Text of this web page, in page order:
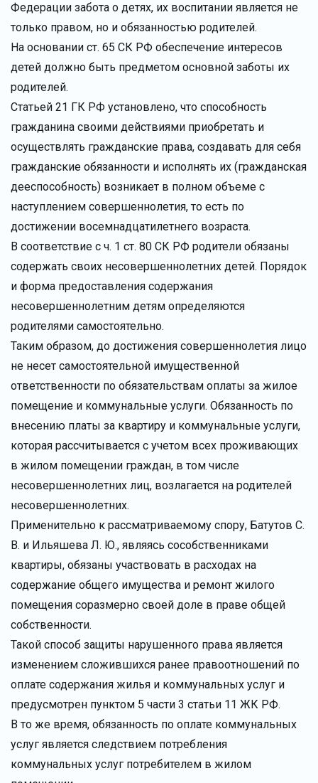
Федерации забота о детях, их воспитании является не
только правом, но и обязанностью родителей.
На основании ст. 65 СК РФ обеспечение интересов
детей должно быть предметом основной заботы их
родителей.
Статьей 21 ГК РФ установлено, что способность
гражданина своими действиями приобретать и
осуществлять гражданские права, создавать для себя
гражданские обязанности и исполнять их (гражданская
дееспособность) возникает в полном объеме с
наступлением совершеннолетия, то есть по
достижении восемнадцатилетнего возраста.
В соответствие с ч. 1 ст. 80 СК РФ родители обязаны
содержать своих несовершеннолетних детей. Порядок
и форма предоставления содержания
несовершеннолетним детям определяются
родителями самостоятельно.
Таким образом, до достижения совершеннолетия лицо
не несет самостоятельной имущественной
ответственности по обязательствам оплаты за жилое
помещение и коммунальные услуги. Обязанность по
внесению платы за квартиру и коммунальные услуги,
которая рассчитывается с учетом всех проживающих
в жилом помещении граждан, в том числе
несовершеннолетних лиц, возлагается на родителей
несовершеннолетних.
Применительно к рассматриваемому спору, Батутов С.
В. и Ильяшева Л. Ю., являясь сособственниками
квартиры, обязаны участвовать в расходах на
содержание общего имущества и ремонт жилого
помещения соразмерно своей доле в праве общей
собственности.
Такой способ защиты нарушенного права является
изменением сложившихся ранее правоотношений по
оплате содержания жилья и коммунальных услуг и
предусмотрен пунктом 5 части 3 статьи 11 ЖК РФ.
В то же время, обязанность по оплате коммунальных
услуг является следствием потребления
коммунальных услуг потребителем в жилом